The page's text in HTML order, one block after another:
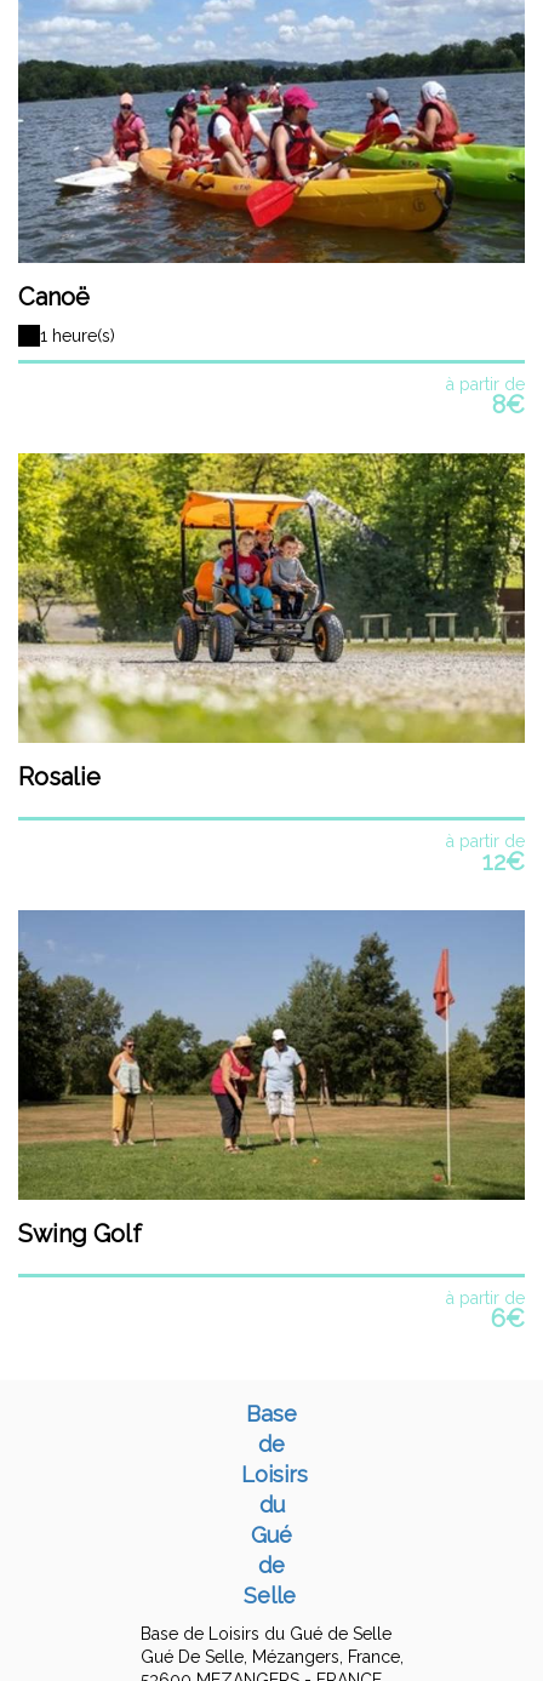
Canoë
1 heure(s)
à partir de
8€
Rosalie
à partir de
12€
Swing Golf
à partir de
6€
Base
de
Loisirs
du
Gué
de
Selle
Base de Loisirs du Gué de Selle
Gué De Selle, Mézangers, France,